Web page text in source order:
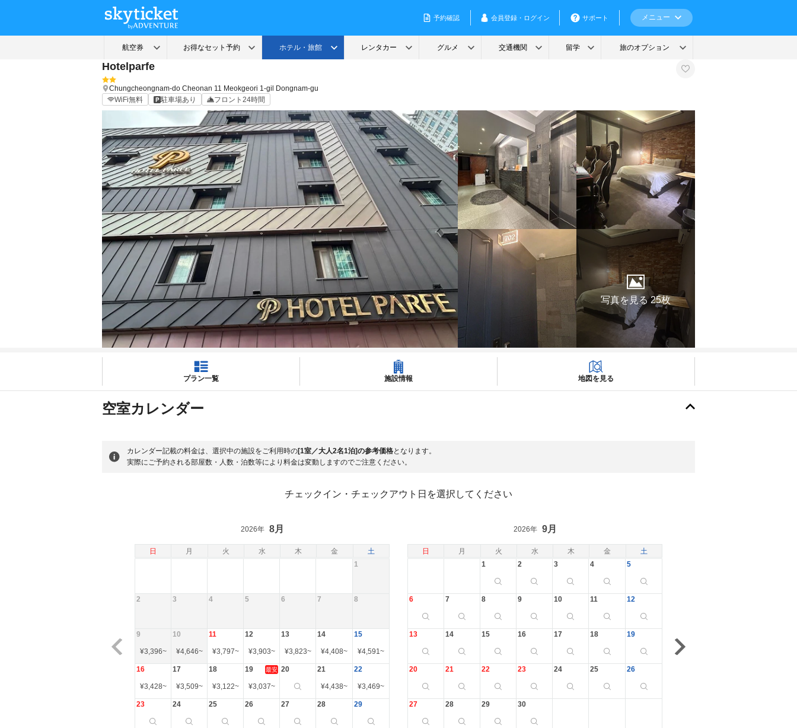
Hotelparfe
Chungcheongnam-do Cheonan 11 Meokgeori 1-gil Dongnam-gu
WiFi無料
駐車場あり フロント24時間
写真を見る 25枚
プラン一覧 施設情報 地図を見る
空室カレンダー
カレンダー記載の料金は、選択中の施設をご利用時の[1室／大人2名1泊]の参考価格となります。
実際にご予約される部屋数・人数・泊数等により料金は変動しますのでご注意ください。
チェックイン・チェックアウト日を選択してください
日 月 火 水 木 金 土 日 月 火 水 木 金 土
2026年 8月
1
2 3 4 5 6 7 8
9
¥3,396~
10
¥4,646~
11
¥3,797~
12
¥3,903~
13
¥3,823~
14
¥4,408~
15
¥4,591~
16
¥3,428~
17
¥3,509~
18
¥3,122~
19 最安
¥3,037~
20 21
¥4,438~
22
¥3,469~
23 24 25 26 27 28 29
2026年 9月
1 2 3 4 5
6 7 8 9 10 11 12
13 14 15 16 17 18 19
20 21 22 23 24 25 26
27 28 29 30